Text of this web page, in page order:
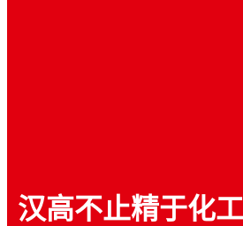
汉高不止精于化